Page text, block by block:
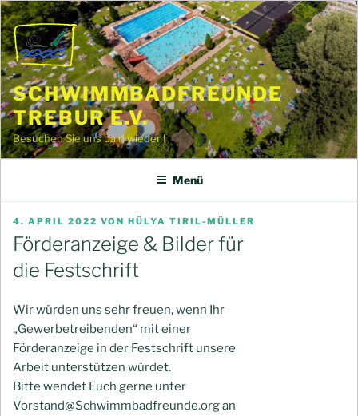
Zum
Inhalt
springen
SCHWIMMBADFREUNDE
TREBUR E.V.
Besuchen Sie uns bald wieder !
Menü
VERÖFFENTLICHT
AM
4. APRIL 2022 VON HÜLYA TIRIL-MÜLLER
Förderanzeige & Bilder für
die Festschrift
Wir würden uns sehr freuen, wenn Ihr
„Gewerbetreibenden“ mit einer
Förderanzeige in der Festschrift unsere
Arbeit unterstützen würdet.
Bitte wendet Euch gerne unter
Vorstand@Schwimmbadfreunde.org an